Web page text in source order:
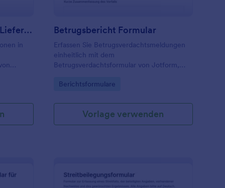
Beschwerdeformular Für Lieferanten
in
Betrugsbericht Formular
Erfassen Sie Betrugsverdachtsmeldungen
einheitlich mit dem
Betrugsverdachtsformular von Jotform,
einordnen, nachverfolgen und für die
können.
Go to Category:
Berichtsformulare
Vorlage verwenden